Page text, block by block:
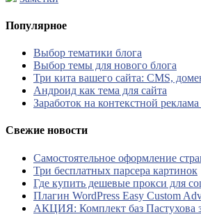
Популярное
Выбор тематики блога
Выбор темы для нового блога
Три кита вашего сайта: CMS,
Андроид как тема для сайта
Заработок на контекстной
Свежие новости
Самостоятельное оформление
Три бесплатных парсера картинок
Где купить дешевые прокси для
Плагин WordPress Easy Custom
АКЦИЯ: Комплект баз Пастухова